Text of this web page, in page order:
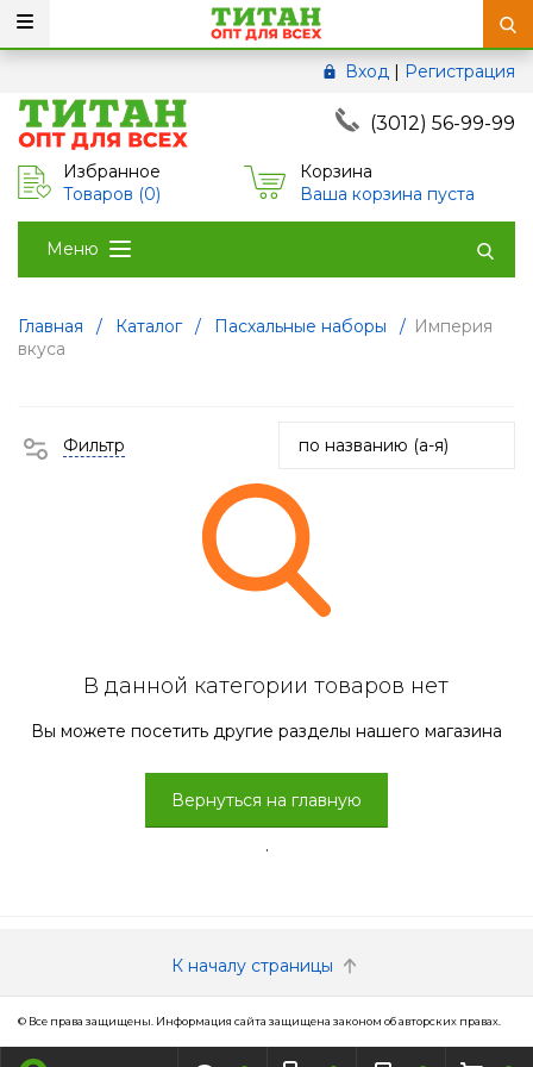
Вход | Регистрация
(3012) 56-99-99
Избранное
Товаров (0)
Корзина
Ваша корзина пуста
Меню
Главная / Каталог / Пасхальные наборы / Империя
вкуса
Фильтр
В данной категории товаров нет
Вы можете посетить другие разделы нашего магазина
Вернуться на главную
.
К началу страницы
© Все права защищены. Информация сайта защищена законом об авторских правах.